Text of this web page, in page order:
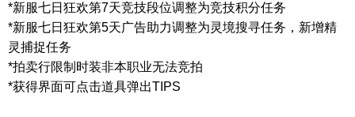
*新服七日狂欢第7天竞技段位调整为竞技积分任务
*新服七日狂欢第5天广告助力调整为灵境搜寻任务，新增精
灵捕捉任务
*拍卖行限制时装非本职业无法竞拍
*获得界面可点击道具弹出TIPS